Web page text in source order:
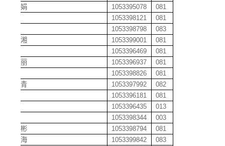
侯昭娟
1053395078
081
1053398121
081
1053398798
083
胡济湘
1053399001
081
1053396469
081
胡俊丽
1053396937
081
1053398826
081
胡梦青
1053397992
082
1053396181
081
1053396435
013
1053398344
003
胡森彬
1053398794
081
胡双海
1053399842
083